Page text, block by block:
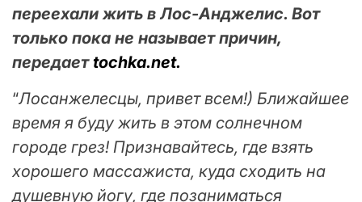
переехали жить в Лос-Анджелис. Вот
только пока не называет причин,
передаетtochka.net.
“Лосанжелесцы, привет всем!) Ближайшее
время я буду жить в этом солнечном
городе грез! Признавайтесь, где взять
хорошего массажиста, куда сходить на
душевную йогу, где позаниматься